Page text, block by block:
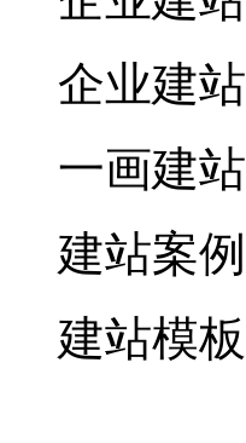
企业建站
一画建站
建站案例
建站模板